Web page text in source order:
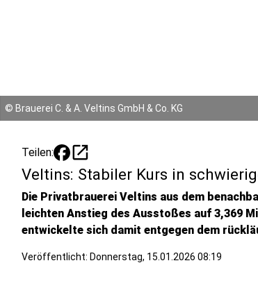
© Brauerei C. & A. Veltins GmbH & Co. KG
Teilen: open_in_new
Veltins: Stabiler Kurs in
Die Privatbrauerei Veltins aus dem
leichten Anstieg des Ausstoßes auf 3,369
entwickelte sich damit entgegen dem
Veröffentlicht: Donnerstag, 15.01.2026 08:19